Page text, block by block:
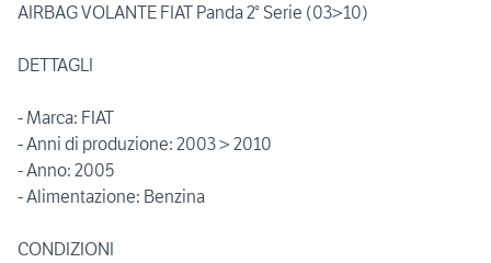
AIRBAG VOLANTE FIAT Panda 2° Serie (03>10)
DETTAGLI
- Marca: FIAT
- Anni di produzione: 2003 > 2010
- Anno: 2005
- Alimentazione: Benzina
CONDIZIONI